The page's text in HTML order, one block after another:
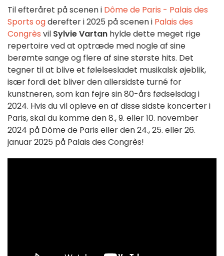
Til efteråret på scenen i Dôme de Paris - Palais des
Sports ogderefter i 2025 på scenen i Palais des
Congrès vil Sylvie Vartan hylde dette meget rige
repertoire ved at optræde med nogle af sine
berømte sange og flere af sine største hits. Det
tegner til at blive et følelsesladet musikalsk øjeblik,
især fordi det bliver den allersidste turné for
kunstneren, som kan fejre sin 80-års fødselsdag i
2024. Hvis du vil opleve en af disse sidste koncerter i
Paris, skal du komme den 8., 9. eller 10. november
2024 på Dôme de Paris eller den 24., 25. eller 26.
januar 2025 på Palais des Congrès!